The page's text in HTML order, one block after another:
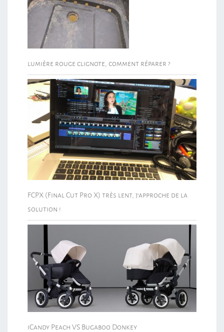
lumière rouge clignote, comment réparer ?
FCPX (Final Cut Pro X) très lent, j’approche de la
solution !
iCandy Peach VS Bugaboo Donkey